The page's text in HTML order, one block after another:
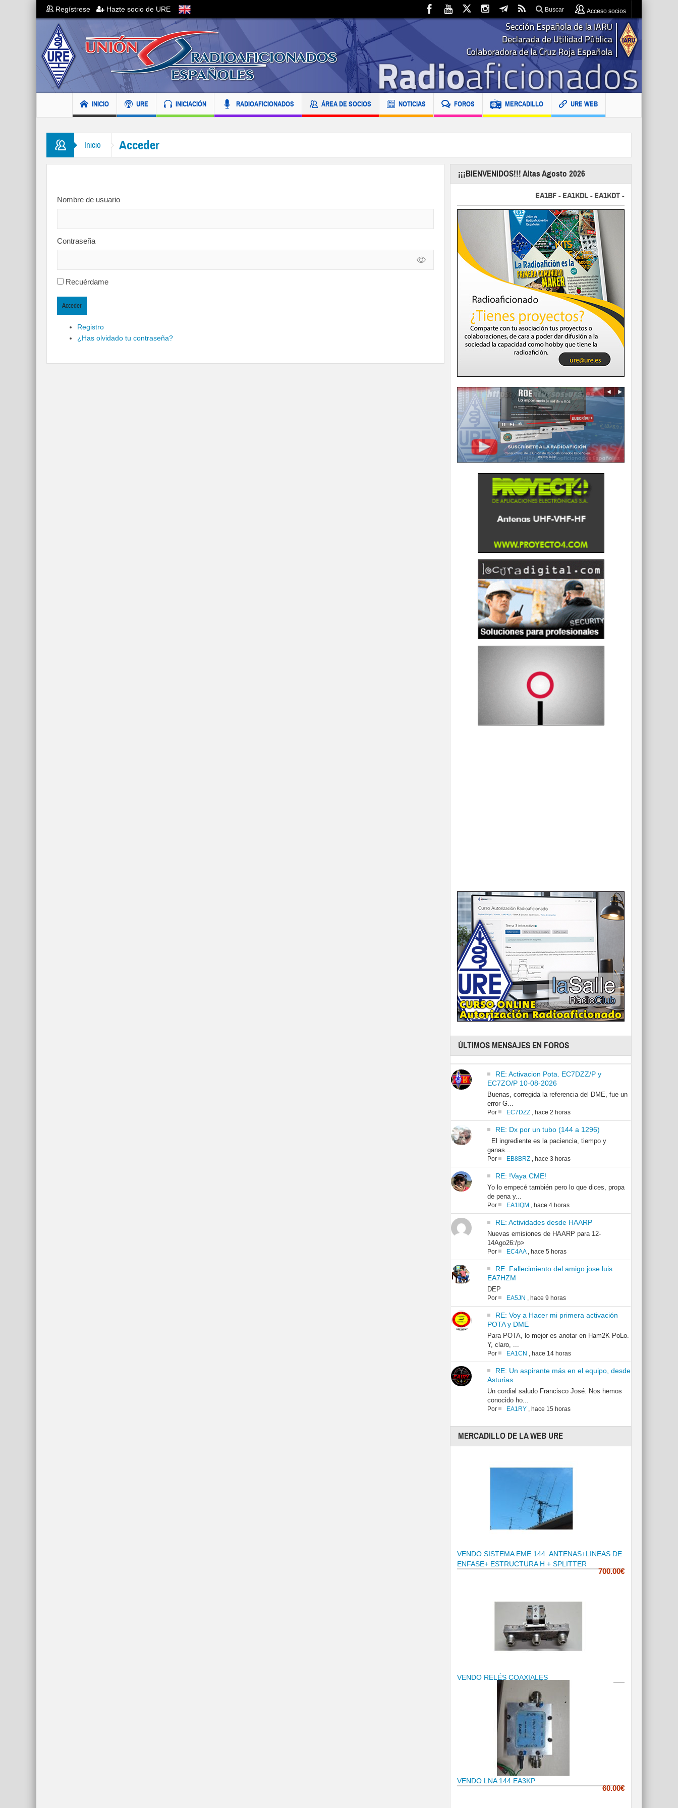
Regístrese Hazte socio de URE Buscar Acceso socios
INICIO URE INICIACIÓN RADIOAFICIONADOS ÁREA DE SOCIOS NOTICIAS FOROS MERCADILLO URE WEB
Inicio Acceder
Nombre de usuario
Contraseña
Recuérdame
Acceder
Registro
¿Has olvidado tu contraseña?
¡¡¡BIENVENIDOS!!! Altas Agosto 2026
EA1BF - EA1KDL - EA1KDT - EA2FBJ - EA2FJU
ÚLTIMOS MENSAJES EN FOROS
RE: Activacion Pota. EC7DZZ/P y
EC7ZO/P 10-08-2026
Buenas, corregida la referencia del DME, fue un
error G...
Por EC7DZZ, hace 2 horas
RE: Dx por un tubo (144 a 1296)
El ingrediente es la paciencia, tiempo y
ganas...
Por EB8BRZ, hace 3 horas
RE: !Vaya CME!
Yo lo empecé también pero lo que dices, propa
de pena y...
Por EA1IQM , hace 4 horas
RE: Actividades desde HAARP
Nuevas emisiones de HAARP para 12-
14Ago26:/p>
Por EC4AA, hace 5 horas
RE: Fallecimiento del amigo jose luis
EA7HZM
DEP
Por EA5JN , hace 9 horas
RE: Voy a Hacer mi primera activación
POTA y DME
Para POTA, lo mejor es anotar en Ham2K PoLo.
Y, claro, ...
Por EA1CN , hace 14 horas
RE: Un aspirante más en el equipo, desde
Asturias
Un cordial saludo Francisco José. Nos hemos
conocido ho...
Por EA1RY, hace 15 horas
MERCADILLO DE LA WEB URE
VENDO SISTEMA EME 144: ANTENAS+LINEAS DE
ENFASE+ ESTRUCTURA H + SPLITTER
700.00€
VENDO RELÉS COAXIALES
VENDO LNA 144 EA3KP
60.00€